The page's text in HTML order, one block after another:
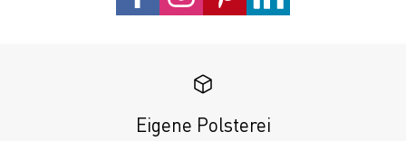
Eigene Polsterei